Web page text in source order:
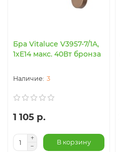
Бра Vitaluce V3957-7/1A,
1xE14 макс. 40Вт бронза
3
1 105 р.
В корзину